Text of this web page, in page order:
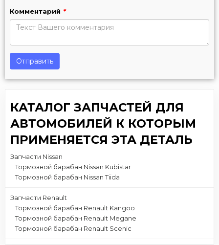
Комментарий *
Отправить
КАТАЛОГ ЗАПЧАСТЕЙ ДЛЯ
АВТОМОБИЛЕЙ К КОТОРЫМ
ПРИМЕНЯЕТСЯ ЭТА ДЕТАЛЬ
Запчасти Nissan
Тормозной барабан Nissan Kubistar
Тормозной барабан Nissan Tiida
Запчасти Renault
Тормозной барабан Renault Kangoo
Тормозной барабан Renault Megane
Тормозной барабан Renault Scenic